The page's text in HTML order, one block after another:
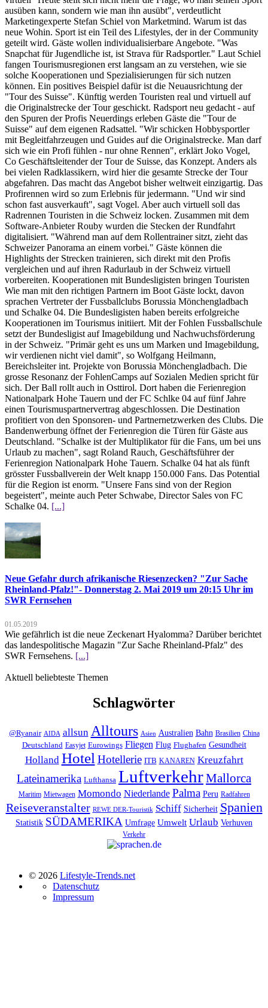
ausüben kann, sondern wie man ihn ausübt", verdeutlicht
Marketingexperte Stefan Schiel von Marketmind. Warum ist das
neue Wohin. Sport ist ein Teil des Lifestyles, der in der Community
geteilt wird. Gäste wollen individualisierbare Angebote. "Was
Snapchat für Jugendliche ist, ist Strava für Radsportler." Laut Schiel
fangen Tourismusregionen erst langsam an zu verstehen, wie sie
solche Kooperationen und Spezialisierungen für sich nutzen
können. Ein positives Beispiel dafür ist die Neuausrichtung der
"Tour des Suisse". Künftig werden Touristen real und virtuell auf
die Originalstrecke der Tour geschickt. Radsport neu gedacht - auf
den Spuren der Profis Neuerdings erleben Gäste die "Tour de
Suisse" auf dem eigenen Radsattel. "Wir schicken Hobbysportler
mit Begleitfahrzeugen und Guides auf die Originalstrecke. Man darf
sich wie ein Profi fühlen - nur ohne Rennen", erklärt Joko Vogel,
Co Geschäftsleitender der Tour de Suisse, das Konzept. Anders als
bei vielen Radklassikern, wird hier die gesamte Strecke der Tour
abgefahren. Das macht das Angebot bisher weltweit einzigartig. Das
Profirennen wird so zum Erlebnis für jedermann. "Und wir sind
schon fast ausverkauft", sagt Vogel. Aber auch virtuell soll das
Radrennen Touristen in die Schweiz locken. Zusammen mit dem
Software-Anbieter Rouby wurden die Stecken der Rundfahrt
digitalisiert. "Während man auf dem Rollentrainer sitzt, zieht das
Schweizer Panorama an einem vorbei." Gäste können die
Highlights der Strecken trainieren, sich direkt mit den Profis
vergleichen und auf ihren Radurlaub in der Schweiz virtuell
vorbereiten. Kooperationen mit Bundesligisten bringen Touristen
Wie man mit den richtigen Partnern im Boot Gäste lockt, davon
sprachen Vertreter der Fussballclubs Borussia Mönchengladbach
und Schalke 04. Die Bundesligisten haben bereits erfolgreiche
Kooperationen im Tourismus initiiert. Mit der Fohlen Fussballschule
setzt der Bundesligist auf Imagebildung und Nachwuchsförderung
in der Schweiz. "Primär geht es uns um Marken und Imagebildung,
wir verdienen nicht viel damit", so Wolfgang Heilmann,
Bereichsleiter int. Projekte von Borussia Mönchengladbach. Die
grosse Resonanz der FohlenCamps auf Sozialen Medien spricht für
sich. Der Ball rollt auch in Osttirol. Dort haben die Ferienregion
Nationalpark Hohe Tauern und der FC Schlke 04 auf fünf Jahre
einen Tourismuspartnervertrag abgeschlossen. Die Destination
profitiert von den Sponsoren- und Partnernetzwerken des Clubs. Die
Bandenwerbung öffnet der Ferienregion die Türen für Gäste aus
Deutschland. "Schalke ist der Multiplikator für die Fans, um bei uns
Urlaub zu machen", sagt Roland Rauch, Geschäftsführer der
Ferienregion Nationalpark Hohe Tauern. Schalke 04 hat als fünft
grösster Fussballverein der Welt knapp 150.000 Fans. Das Potential
für die Region ist enorm. "Unsere Fans sind von der Region
begeistert", meinte auch Peter Schwabe, Director Sales von FC
Schalke 04. [...]
Neue Gefahr durch afrikanische Riesenzecken? "Zur Sache
Rheinland-Pfalz!"- Donnerstag 2. Mai 2019 um 20:15 Uhr im
SWR Fernsehen
01.05.2019
Wie gefährlich ist die neue Zeckenart Hyalomma? Darüber berichtet
das landespolitische Magazin "Zur Sache Rheinland-Pfalz" des
SWR Fernsehens. [...]
Aktuell beliebteste Themen
Schlagwörter
@Ryanair AIDA allsun Alltours Asien Australien Bahn Brasilien China
Deutschland Easyjet Eurowings Fliegen Flug Flughafen Gesundheit
Holland Hotel Hotellerie ITB KANAREN Kreuzfahrt
Lateinamerika Lufthansa LuftverkehrMallorca
Maritim Mietwagen Momondo Niederlande Palma Peru Radfahren
Reiseveranstalter REWE DER-Touristik Schiff Sicherheit Spanien
Statistik SÜDAMERIKA Umfrage Umwelt Urlaub Verhuven
Verkehr
© 2026 Lifestyle-Trends.net
Datenschutz
Impressum